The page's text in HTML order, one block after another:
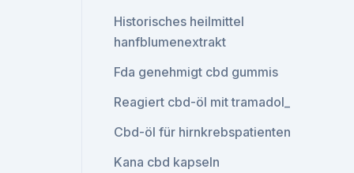
Historisches heilmittel
hanfblumenextrakt
Fda genehmigt cbd gummis
Reagiert cbd-öl mit tramadol_
Cbd-öl für hirnkrebspatienten
Kana cbd kapseln